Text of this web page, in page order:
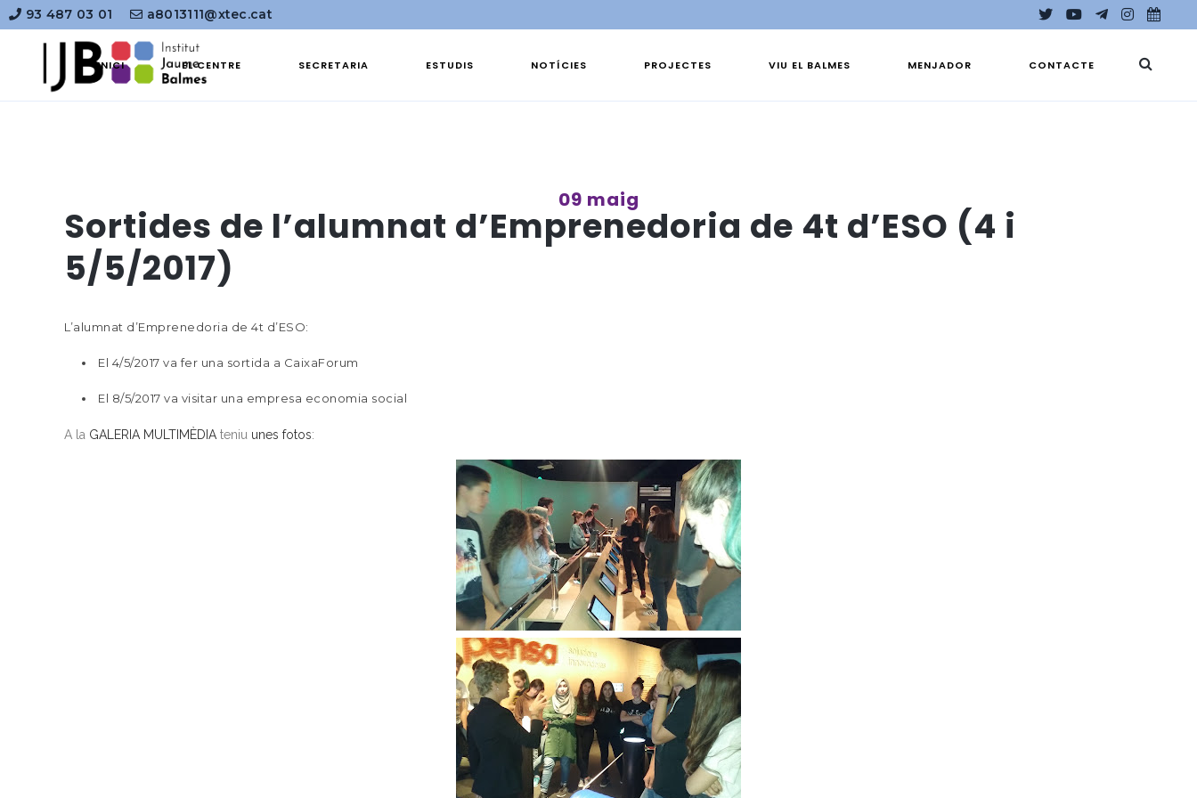
93 487 03 01 a8013111@xtec.cat
INICI EL CENTRE SECRETARIA ESTUDIS NOTÍCIES PROJECTES VIU EL BALMES MENJADOR CONTACTE
09 maig
Sortides de l’alumnat d’Emprenedoria de 4t d’ESO (4 i
5/5/2017)
L’alumnat d’Emprenedoria de 4t d’ESO:
El 4/5/2017 va fer una sortida a CaixaForum
El 8/5/2017 va visitar una empresa economia social
A la GALERIA MULTIMÈDIA teniu unes fotos: